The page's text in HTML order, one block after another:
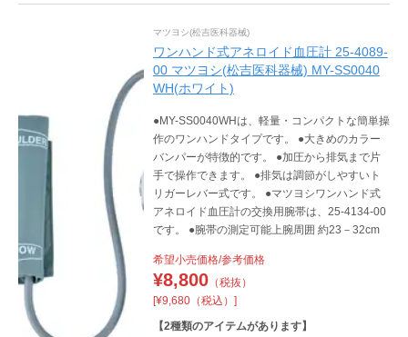
マツヨシ(松吉医科器械)
ワンハンド式アネロイド血圧計 25-4089-
00 マツヨシ(松吉医科器械) MY-SS0040
WH(ホワイト)
●MY-SS0040WHは、軽量・コンパクトな簡単操
作のワンハンドタイプです。 ●大きめのカラー
バンパーが特徴的です。 ●加圧から排気まで片
手で操作できます。 ●排気は調節がしやすいト
リガーレバー式です。 ●マツヨシワンハンド式
アネロイド血圧計の交換用腕帯は、25-4134-00
です。 ●腕帯の測定可能上腕周囲 約23－32cm
希望小売価格/参考価格
¥8,800（税抜）
[¥9,680（税込）]
【2種類のアイテムがあります】